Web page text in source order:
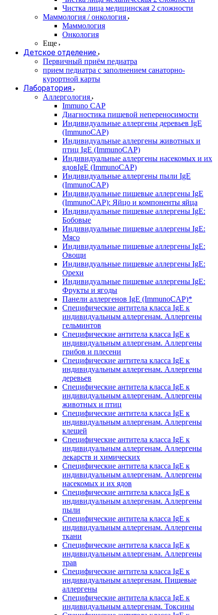
Чистка лица медицинская 2 сложности
Маммология / онкология
Маммология
Онкология
Еще
Детское отделение
Первичный приём педиатра
прием педиатра с заполнением санаторно-
курортной карты
Лаборатория
Аллергология
Immuno CAP
Диагностика пищевой непереносимости
Индивидуальные аллергены деревьев IgE
(ImmunoCAP)
Индивидуальные аллергены животных и
птиц IgE (ImmunoCAP)
Индивидуальные аллергены насекомых и их
ядовIgE (ImmunoCAP)
Индивидуальные аллергены пыли IgE
(ImmunoCAP)
Индивидуальные пищевые аллергены IgE
(ImmunoCAP): Яйцо и компоненты яйца
Индивидуальные пищевые аллергены IgE:
Бобовые
Индивидуальные пищевые аллергены IgE:
Мясо
Индивидуальные пищевые аллергены IgE:
Овощи
Индивидуальные пищевые аллергены IgE:
Орехи
Индивидуальные пищевые аллергены IgE:
Фрукты и ягоды
Панели аллергенов IgE (ImmunoCAP)*
Специфические антитела класса IgE к
индивидуальным аллергенам. Аллергены
гельминтов
Специфические антитела класса IgE к
индивидуальным аллергенам. Аллергены
грибов и плесени
Специфические антитела класса IgE к
индивидуальным аллергенам. Аллергены
деревьев
Специфические антитела класса IgE к
индивидуальным аллергенам. Аллергены
животных и птиц
Специфические антитела класса IgE к
индивидуальным аллергенам. Аллергены
клещей
Специфические антитела класса IgE к
индивидуальным аллергенам. Аллергены
лекарств и химических
Специфические антитела класса IgE к
индивидуальным аллергенам. Аллергены
насекомых и их ядов
Специфические антитела класса IgE к
индивидуальным аллергенам. Аллергены
пыли
Специфические антитела класса IgE к
индивидуальным аллергенам. Аллергены
ткани
Специфические антитела класса IgE к
индивидуальным аллергенам. Аллергены
трав
Специфические антитела класса IgE к
индивидуальным аллергенам. Пищевые
аллергены
Специфические антитела класса IgE к
индивидуальным аллергенам. Токсины